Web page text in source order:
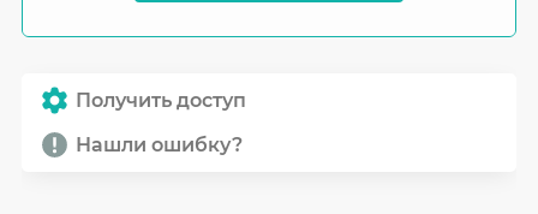
Получить доступ
Нашли ошибку?